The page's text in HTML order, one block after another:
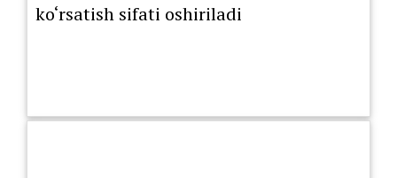
ko‘rsatish sifati oshiriladi